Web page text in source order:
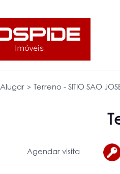
Alugar > Terreno - SITIO SAO
Agendar visita